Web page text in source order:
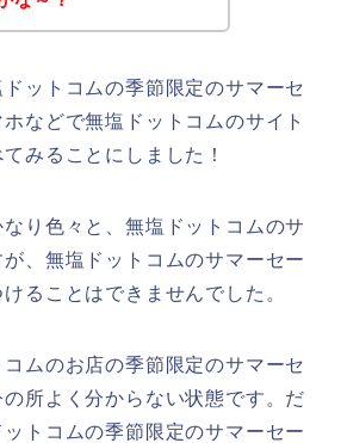
ットコムの季節限定のサマーセ
などで無塩ドットコムのサイト
みることにしました！
り色々と、無塩ドットコムのサ
、無塩ドットコムのサマーセー
ることはできませんでした。
ムのお店の季節限定のサマーセ
所よく分からない状態です。だ
トコムの季節限定のサマーセー